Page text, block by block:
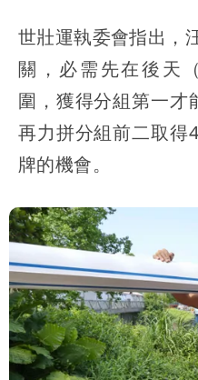
世壯運執委會指出，
關，必需先在後天
圍，獲得分組第一才
再力拼分組前二取得
牌的機會。